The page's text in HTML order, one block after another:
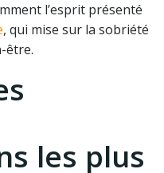
l’esprit présenté
, qui mise sur la sobriété
être.
les plus